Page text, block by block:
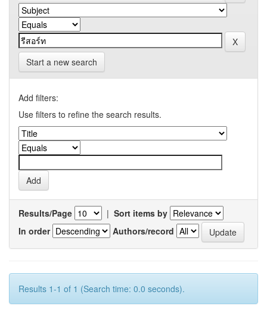
Start a new search
Add filters:
Use filters to refine the search results.
Results/Page | Sort items by
In order
Authors/record
Results 1-1 of 1 (Search time: 0.0 seconds).